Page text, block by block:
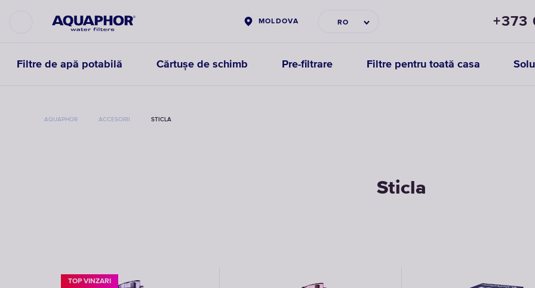
MOLDOVA RO +373
Filtre de apă potabilă Cărtușe de schimb Pre-filtrare Filtre pentru toată casa
AQUAPHOR ACCESORII STICLA
Sticla
TOP VINZARI